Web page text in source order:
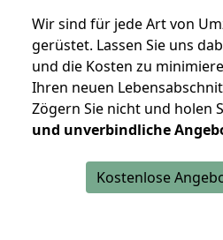
Wir sind für jede Art von
gerüstet. Lassen Sie uns
und die Kosten zu
Ihren neuen
Zögern Sie nicht und holen
und unverbindliche
Kostenlose